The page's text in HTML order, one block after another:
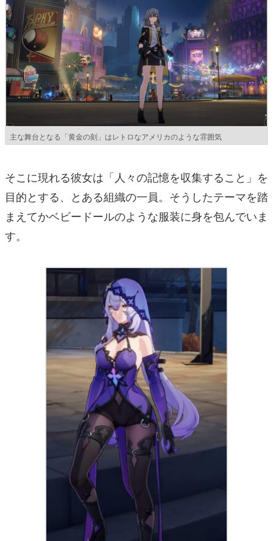
主な舞台となる「黄金の刻」はレトロなアメリカのような雰囲気
そこに現れる彼女は「人々の記憶を収集すること」を
目的とする、とある組織の一員。そうしたテーマを踏
まえてかベビードールのような服装に身を包んでいま
す。